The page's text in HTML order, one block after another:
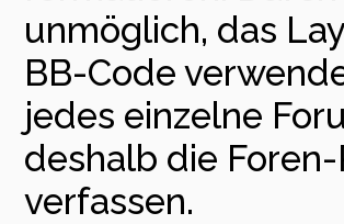
unmöglich, das
BB-Code
jedes einzelne
deshalb die
verfassen.